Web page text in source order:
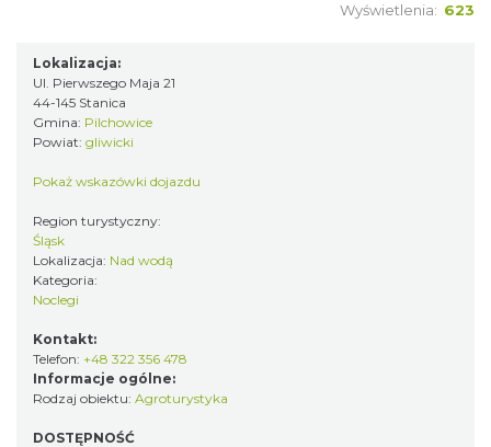
Wyświetlenia: 623
Lokalizacja:
Ul. Pierwszego Maja 21
44-145 Stanica
Gmina: Pilchowice
Powiat: gliwicki
Pokaż wskazówki dojazdu
Region turystyczny:
Śląsk
Lokalizacja: Nad wodą
Kategoria:
Noclegi
Kontakt:
Telefon: +48 322 356 478
Informacje ogólne:
Rodzaj obiektu: Agroturystyka
DOSTĘPNOŚĆ